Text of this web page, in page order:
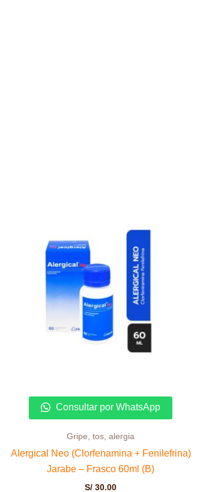
Consultar por WhatsApp
Gripe, tos, alergia
Alergical Neo (Clorfenamina + Fenilefrina)
Jarabe – Frasco 60ml (B)
S/ 30.00